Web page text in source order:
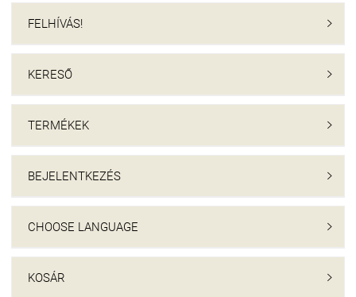
FELHÍVÁS! 
KERESŐ 
TERMÉKEK 
BEJELENTKEZÉS 
CHOOSE LANGUAGE 
KOSÁR 